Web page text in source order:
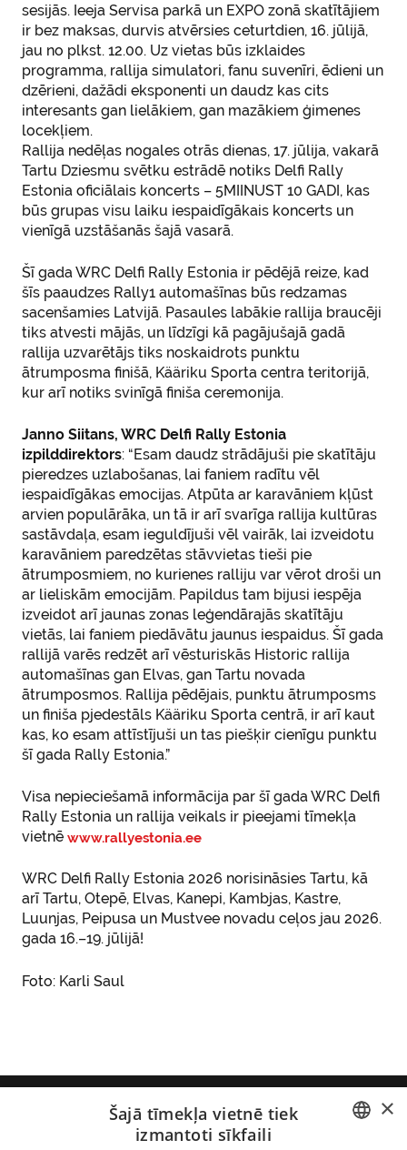
sesijās. Ieeja Servisa parkā un EXPO zonā skatītājiem
ir bez maksas, durvis atvērsies ceturtdien, 16. jūlijā,
jau no plkst. 12.00. Uz vietas būs izklaides
programma, rallija simulatori, fanu suvenīri, ēdieni un
dzērieni, dažādi eksponenti un daudz kas cits
interesants gan lielākiem, gan mazākiem ģimenes
locekļiem.
Rallija nedēļas nogales otrās dienas, 17. jūlija, vakarā
Tartu Dziesmu svētku estrādē notiks Delfi Rally
Estonia oficiālais koncerts – 5MIINUST 10 GADI, kas
būs grupas visu laiku iespaidīgākais koncerts un
vienīgā uzstāšanās šajā vasarā.
Šī gada WRC Delfi Rally Estonia ir pēdējā reize, kad
šīs paaudzes Rally1 automašīnas būs redzamas
sacenšamies Latvijā. Pasaules labākie rallija braucēji
tiks atvesti mājās, un līdzīgi kā pagājušajā gadā
rallija uzvarētājs tiks noskaidrots punktu
ātrumposma finišā, Kääriku Sporta centra teritorijā,
kur arī notiks svinīgā finiša ceremonija.
Janno Siitans, WRC Delfi Rally Estonia
izpilddirektors: “Esam daudz strādājuši pie skatītāju
pieredzes uzlabošanas, lai faniem radītu vēl
iespaidīgākas emocijas. Atpūta ar karavāniem kļūst
arvien populārāka, un tā ir arī svarīga rallija kultūras
sastāvdaļa, esam ieguldījuši vēl vairāk, lai izveidotu
karavāniem paredzētas stāvvietas tieši pie
ātrumposmiem, no kurienes ralliju var vērot droši un
ar lieliskām emocijām. Papildus tam bijusi iespēja
izveidot arī jaunas zonas leģendārajās skatītāju
vietās, lai faniem piedāvātu jaunus iespaidus. Šī gada
rallijā varēs redzēt arī vēsturiskās Historic rallija
automašīnas gan Elvas, gan Tartu novada
ātrumposmos. Rallija pēdējais, punktu ātrumposms
un finiša pjedestāls Kääriku Sporta centrā, ir arī kaut
kas, ko esam attīstījuši un tas piešķir cienīgu punktu
šī gada Rally Estonia.”
Visa nepieciešamā informācija par šī gada WRC Delfi
Rally Estonia un rallija veikals ir pieejami tīmekļa
vietnēwww.rallyestonia.ee
WRC Delfi Rally Estonia 2026 norisināsies Tartu, kā
arī Tartu, Otepē, Elvas, Kanepi, Kambjas, Kastre,
Luunjas, Peipusa un Mustvee novadu ceļos jau 2026.
gada 16.–19. jūlijā!
Foto: Karli Saul
Estonian Autosport Events MTÜ
1, Peetri ciems, Rae pagasts, 75312 Harjumaa,
×
Šajā tīmekļa vietnē tiek
izmantoti sīkfaili